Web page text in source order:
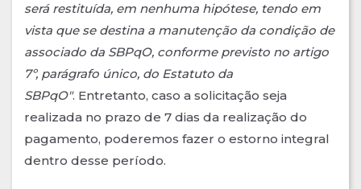
será restituída, em nenhuma hipótese, tendo em
vista que se destina a manutenção da condição de
associado da SBPqO, conforme previsto no artigo
7º, parágrafo único, do Estatuto da
SBPqO". Entretanto, caso a solicitação seja
realizada no prazo de 7 dias da realização do
pagamento, poderemos fazer o estorno integral
dentro desse período.